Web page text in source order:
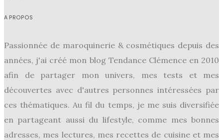
A PROPOS
Passionnée de maroquinerie & cosmétiques depuis des
années, j'ai créé mon blog Tendance Clémence en 2010
afin de partager mon univers, mes tests et mes
découvertes avec d'autres personnes intéressées par
ces thématiques. Au fil du temps, je me suis diversifiée
en partageant aussi du lifestyle, comme mes bonnes
adresses, mes lectures, mes recettes de cuisine et mes